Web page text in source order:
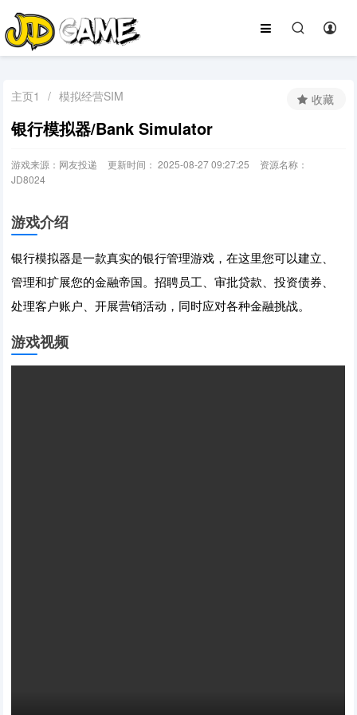
主页1 / 模拟经营SIM
银行模拟器/Bank Simulator
游戏来源：网友投递 更新时间： 2025-08-27 09:27:25
资源名称：
JD8024
收藏
游戏介绍
银行模拟器是一款真实的银行管理游戏，在这里您可以建立、
管理和扩展您的金融帝国。招聘员工、审批贷款、投资债券、
处理客户账户、开展营销活动，同时应对各种金融挑战。
游戏视频